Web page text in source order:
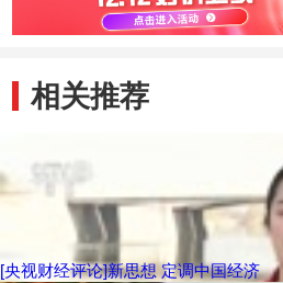
相关推荐
[央视财经评论]新思想 定调中国经济